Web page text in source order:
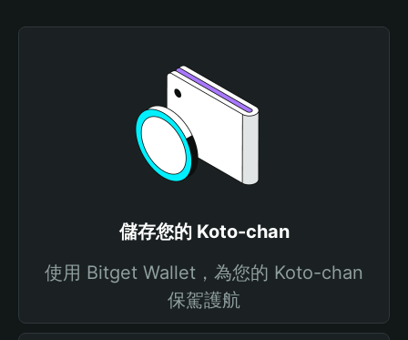
儲存您的 Koto-chan
使用 Bitget Wallet，為您的 Koto-chan
保駕護航